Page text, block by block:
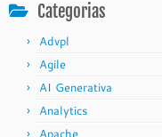
Categorias
Advpl
Agile
AI Generativa
Analytics
Apache